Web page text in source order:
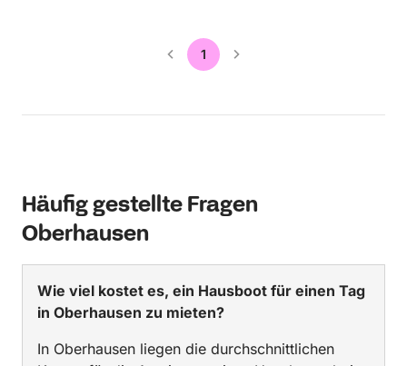
1
Häufig gestellte Fragen
Oberhausen
Wie viel kostet es, ein Hausboot für einen Tag
in Oberhausen zu mieten?
In Oberhausen liegen die durchschnittlichen